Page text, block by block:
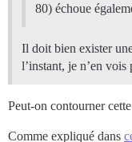
80) échoue
Il doit bien exister
l’instant, je n’en
Peut-on contourner
Comme expliqué dans